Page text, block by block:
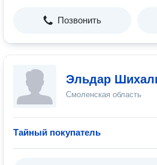
Позвонить
Эльдар
Смоленская область
Тайный покупатель